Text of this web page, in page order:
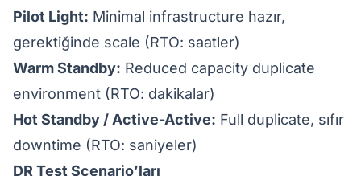
Pilot Light: Minimal infrastructure hazır,
gerektiğinde scale (RTO: saatler)
Warm Standby: Reduced capacity duplicate
environment (RTO: dakikalar)
Hot Standby / Active-Active: Full duplicate, sıfır
downtime (RTO: saniyeler)
DR Test Scenario’ları